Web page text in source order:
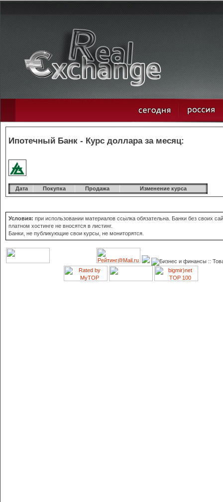
Ипотечный Банк - Курс доллара за месяц:
Дата Покупка Продажа Изменение курса
Условия: при использовании материалов ссылка обязательна. Банки без своих
платном хостинге не вносятся в листинг.
Банки, не публикующие свои курсы, не мониторятся.